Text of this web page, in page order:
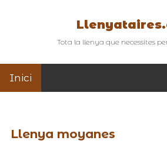
Tota la llenya que necessites
Inici
Llenya moyanes